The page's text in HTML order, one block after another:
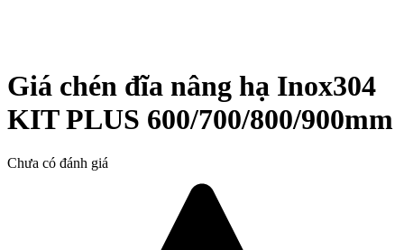
Giá chén đĩa nâng hạ Inox304
KIT PLUS 600/700/800/900mm
Chưa có đánh giá